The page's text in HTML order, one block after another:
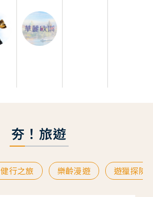
夯！旅遊
健行之旅 樂齡漫遊 遊獵探險